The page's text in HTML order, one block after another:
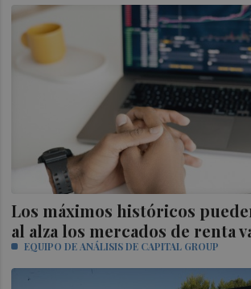
Los máximos históricos
al alza los mercados de renta
EQUIPO DE ANÁLISIS DE CAPITAL GROUP